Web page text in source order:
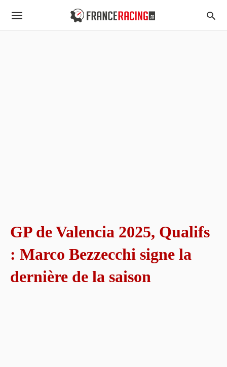
GP de Valencia 2025, Qualifs
: Marco Bezzecchi signe la
dernière de la saison